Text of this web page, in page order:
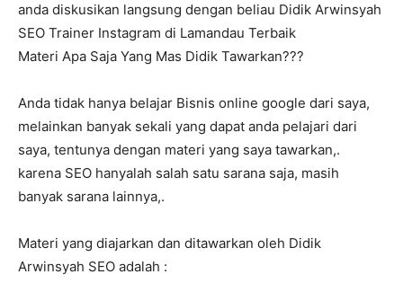
anda diskusikan langsung dengan beliau Didik Arwinsyah
SEO Trainer Instagram di Lamandau Terbaik
Materi Apa Saja Yang Mas Didik Tawarkan???
Anda tidak hanya belajar Bisnis online google dari saya,
melainkan banyak sekali yang dapat anda pelajari dari
saya, tentunya dengan materi yang saya tawarkan,.
karena SEO hanyalah salah satu sarana saja, masih
banyak sarana lainnya,.
Materi yang diajarkan dan ditawarkan oleh Didik
Arwinsyah SEO adalah :